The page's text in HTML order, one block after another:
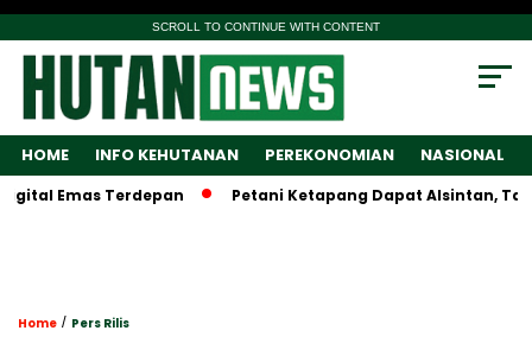
SCROLL TO CONTINUE WITH CONTENT
HOME INFO KEHUTANAN PEREKONOMIAN NASIONAL
Emas Terdepan Petani Ketapang Dapat Alsintan, Tapi
Home / Pers Rilis